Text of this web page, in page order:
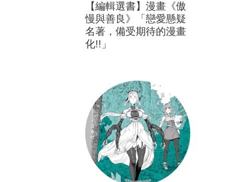
【編輯選書】漫畫《傲
慢與善良》「戀愛懸疑
名著，備受期待的漫畫
化!!」